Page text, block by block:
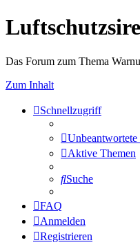
Das Forum zum Thema
Zum Inhalt
Schnellzugriff
Unbeantwortete
Aktive Themen
Suche
FAQ
Anmelden
Registrieren